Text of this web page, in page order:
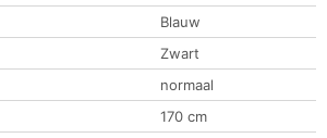
Blauw
Zwart
normaal
170 cm